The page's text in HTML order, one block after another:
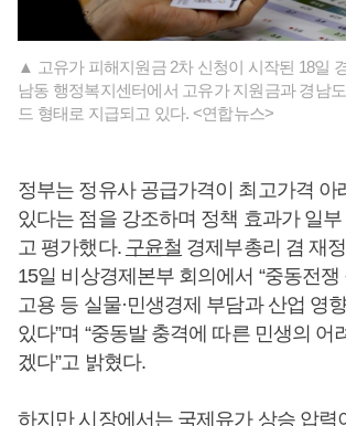
▲ 고유가 피해지원금 2차 신청이 시작된 18일
남동 행정복지센터에서 고유가 지원금과 경남
드 형태로 지급되고 있다. <연합뉴스>
정부는 정유사 공급가격이 최고가격 아
있다는 점을 강조하며 정책 효과가 일
고 평가했다. 구윤철 경제부총리 겸 재
15일 비상경제본부 회의에서 “중동전쟁
고용 등 실물·민생경제 부담과 산업 영
있다”며 “중동발 충격에 따른 민생의 어
겠다”고 밝혔다.
하지만 시장에서는 국제유가 상승 압력